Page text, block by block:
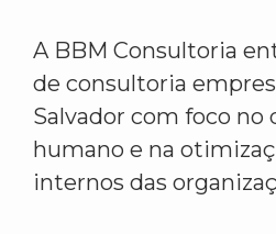
A BBM Consultoria
de consultoria
Salvador com foco
humano e na
internos das